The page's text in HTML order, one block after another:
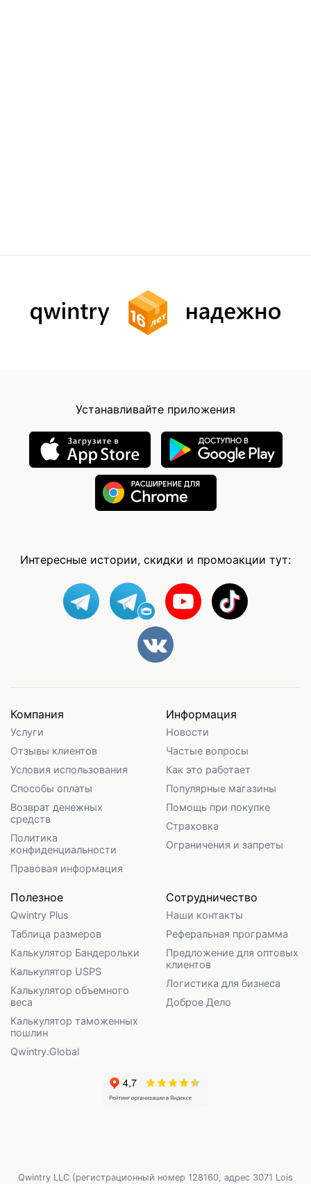
Устанавливайте приложения
Интересные истории, скидки и промоакции тут:
Компания
Услуги
Отзывы клиентов
Условия использования
Способы оплаты
Возврат денежных
средств
Политика
конфиденциальности
Правовая информация
Информация
Новости
Частые вопросы
Как это работает
Популярные магазины
Помощь при покупке
Страховка
Ограничения и запреты
Полезное
Qwintry Plus
Таблица размеров
Калькулятор Бандерольки
Калькулятор USPS
Калькулятор объемного
веса
Калькулятор таможенных
пошлин
Qwintry.Global
Сотрудничество
Наши контакты
Реферальная программа
Предложение для оптовых
клиентов
Логистика для бизнеса
Доброе Дело
Qwintry LLC (регистрационный номер 128160, адрес 3071 Lois